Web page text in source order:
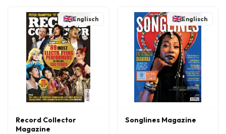
Englisch
Record Collector
Magazine
Englisch
Songlines Magazine